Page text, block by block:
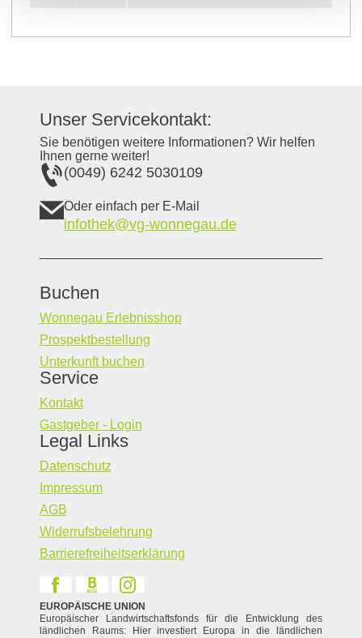
Unser Servicekontakt:
Sie benötigen weitere Informationen? Wir helfen
Ihnen gerne weiter!
(0049) 6242 5030109
Oder einfach per E-Mail
infothek@vg-wonnegau.de
Buchen
Wonnegau Erlebnisshop
Prospektbestellung
Unterkunft buchen
Service
Kontakt
Gastgeber - Login
Legal Links
Datenschutz
Impressum
AGB
Widerrufsbelehrung
Barrierefreiheitserklärung
EUROPÄISCHE UNION
Europäischer Landwirtschaftsfonds für die Entwicklung des
ländlichen Raums: Hier investiert Europa in die ländlichen